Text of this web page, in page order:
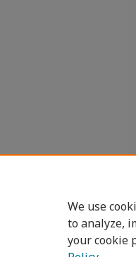
We use
to analyze,
your cookie